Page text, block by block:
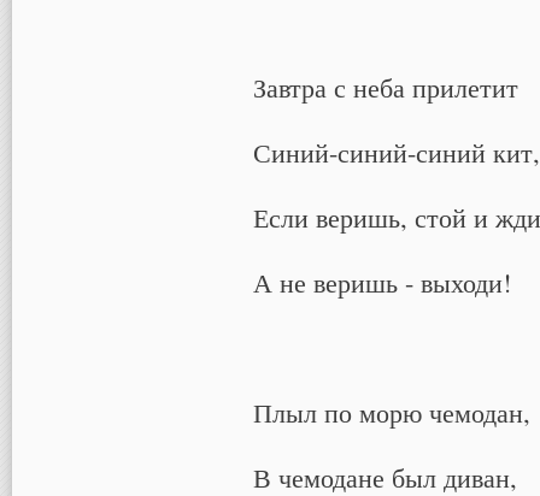
Завтра с неба прилетит
Синий-синий-синий кит,
Если веришь, стой и
А не веришь - выходи!
Плыл по морю чемодан,
В чемодане был диван,